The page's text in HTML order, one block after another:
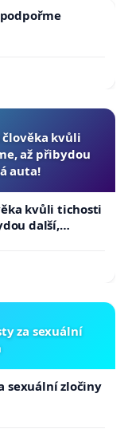
kvůli
až přibydou
auta!
kvůli tichosti
další,
za sexuální
sexuální zločiny